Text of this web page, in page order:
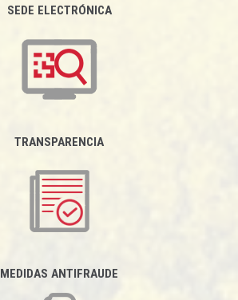
SEDE ELECTRÓNICA
TRANSPARENCIA
MEDIDAS ANTIFRAUDE